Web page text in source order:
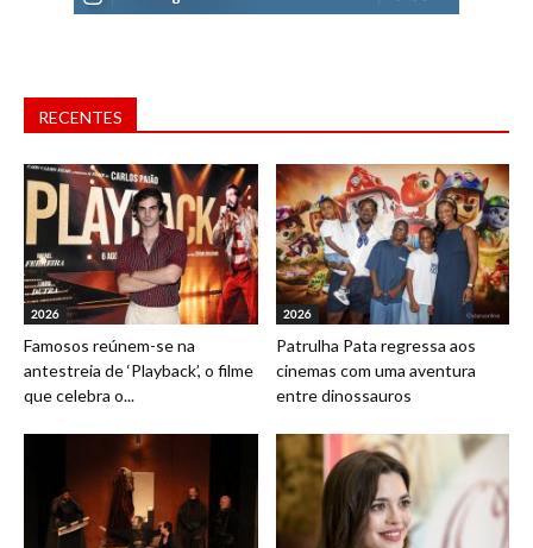
RECENTES
2026
Famosos reúnem-se na
antestreia de ‘Playback’, o filme
que celebra o...
2026
Patrulha Pata regressa aos
cinemas com uma aventura
entre dinossauros